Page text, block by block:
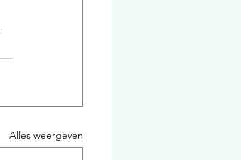
Alles weergeven